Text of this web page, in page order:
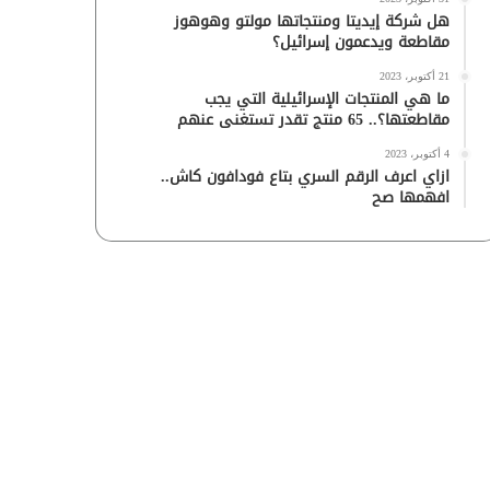
هل شركة إيديتا ومنتجاتها مولتو وهوهوز
مقاطعة ويدعمون إسرائيل؟
21 أكتوبر، 2023
ما هي المنتجات الإسرائيلية التي يجب
مقاطعتها؟.. 65 منتج تقدر تستغنى عنهم
4 أكتوبر، 2023
ازاي اعرف الرقم السري بتاع فودافون كاش..
افهمها صح